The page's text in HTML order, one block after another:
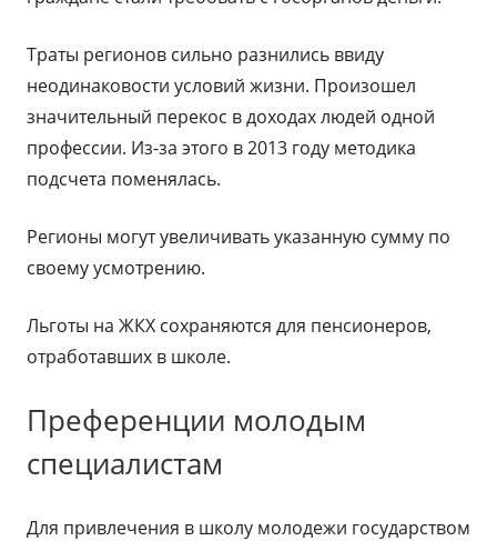
Траты регионов сильно разнились ввиду
неодинаковости условий жизни. Произошел
значительный перекос в доходах людей одной
профессии. Из-за этого в 2013 году методика
подсчета поменялась.
Регионы могут увеличивать указанную сумму по
своему усмотрению.
Льготы на ЖКХ сохраняются для пенсионеров,
отработавших в школе.
Преференции молодым
специалистам
Для привлечения в школу молодежи государством